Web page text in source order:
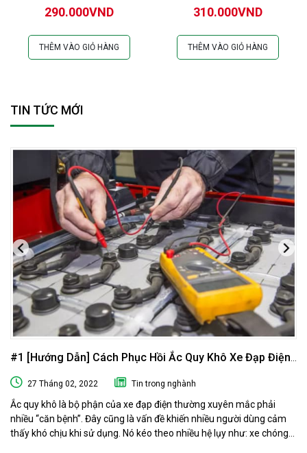
290.000VND
THÊM VÀO GIỎ HÀNG
310.000VND
THÊM VÀO GIỎ HÀNG
TIN TỨC MỚI
#1 [Hướng Dẫn] Cách Phục Hồi Ắc Quy Khô Xe Đạp Điện
Tại Nhà
27 Tháng 02, 2022 Tin trong nghành
Ắc quy khô là bộ phận của xe đạp điện thường xuyên mắc phải
nhiều “căn bệnh”. Đây cũng là vấn đề khiến nhiều người dùng cảm
thấy khó chịu khi sử dụng. Nó kéo theo nhiều hệ lụy như: xe chóng